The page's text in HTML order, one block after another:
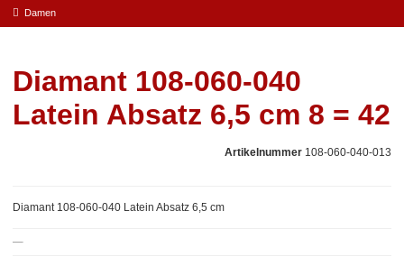
Damen
Diamant 108-060-040
Latein Absatz 6,5 cm 8 = 42
Artikelnummer 108-060-040-013
Diamant 108-060-040 Latein Absatz 6,5 cm